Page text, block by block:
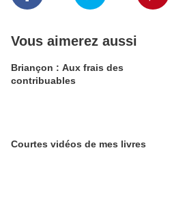
Vous aimerez aussi
Briançon : Aux frais des
contribuables
Courtes vidéos de mes livres